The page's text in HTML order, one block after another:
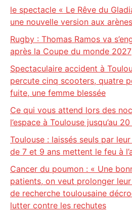
le spectacle « Le Rêve du
une nouvelle version aux arènes
Rugby : Thomas Ramos va
après la Coupe du monde 2027
Spectaculaire accident à
percute cinq scooters, quatre
fuite, une femme blessée
Ce qui vous attend lors des
l’espace à Toulouse jusqu’au
Toulouse : laissés seuls par
de 7 et 9 ans mettent le feu à
Cancer du poumon : « Une
patients, on veut prolonger
de recherche toulousaine
lutter contre les rechutes